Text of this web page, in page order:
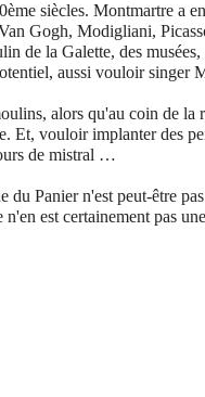
siècles. Montmartre a
Gogh, Modigliani,
de la Galette, des
aussi vouloir singer
alors qu'au coin de
Et, vouloir implanter des
de mistral …
Panier n'est peut-être
est certainement pas